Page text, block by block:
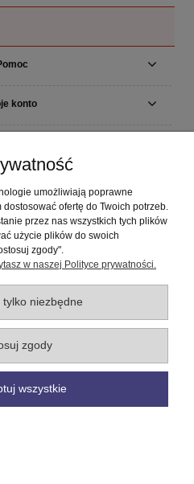
konto
nas
wersję strony
Shoper Premium
umożliwiają poprawne
ofertę do Twoich potrzeb.
przez nas wszystkich tych plików
użycie plików do swoich
zgody".
w naszej Polityce prywatności.
niezbędne
zgody
wszystkie